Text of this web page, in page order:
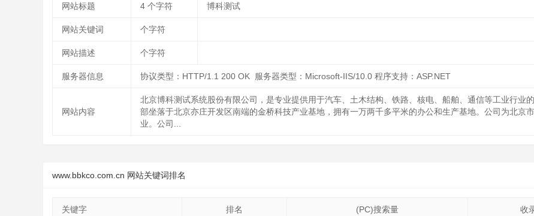
网站标题 4 个字符 博科测试
网站关键词 个字符
网站描述 个字符
服务器信息 协议类型：HTTP/1.1 200 OK 服务器类型：Microsoft-IIS/10.0 程序支持：ASP.NET
网站内容
北京博科测试系统股份有限公司，是专业提供用于汽车、土木结构、铁路、核电、船舶、通信等工业行业
部坐落于北京亦庄开发区南端的金桥科技产业基地，拥有一万两千多平米的办公和生产基地。公司为北京
业。公司...
www.bbkco.com.cn 网站关键词排名
关键字 排名 (PC)搜索量 收